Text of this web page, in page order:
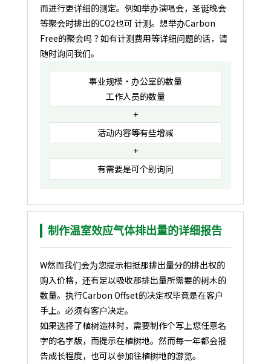
而进行更详细的测定。例如举办演唱会，圣诞晚会
等聚会时排出的CO2也可 计测。想举办Carbon
Free的聚会吗？如有计测费用等详细问题的话，请
随时询问我们。
事业规模・办公室的数量
工作人员的数量
+
活动内容等有些增减
+
有需要是可个别询问
制作温室效应气体排出量的详细报告
W然而我们会为您提示相抵那排出量分的排出权的
购入价格，还有足以吸收那排出量所需要的树木的
数量。执行Carbon Offset的决定权毕竟是在客户
手上。必须有客户决定。
如果选择了植树造林时，需要制作个写上您任意名
字的名字版，而提示在植树地。然而每一年都会报
告成长程度，也可以参加往植树地的游览。